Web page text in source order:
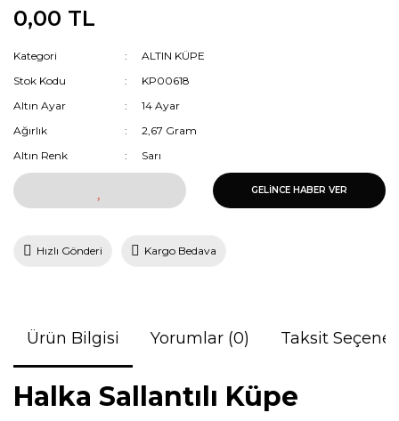
0,00 TL
Kategori
ALTIN KÜPE
Stok Kodu
KP00618
Altın Ayar
14 Ayar
Ağırlık
2,67 Gram
Altın Renk
Sarı
GELİNCE HABER VER
Hızlı Gönderi Kargo Bedava
Ürün Bilgisi Yorumlar (0) Taksit
Halka Sallantılı Küpe